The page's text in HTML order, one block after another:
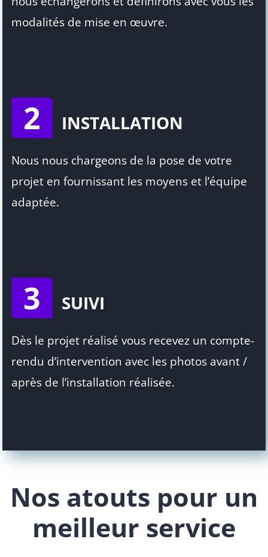
modalités de mise en œuvre.
2 INSTALLATION
Nous nous chargeons de la pose de votre
projet en fournissant les moyens et l’équipe
adaptée.
3 SUIVI
Dès le projet réalisé vous recevez un compte-
rendu d’intervention avec les photos avant /
après de l’installation réalisée.
Nos atouts pour un
meilleur service